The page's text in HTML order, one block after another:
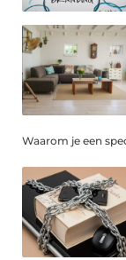
Waarom je een